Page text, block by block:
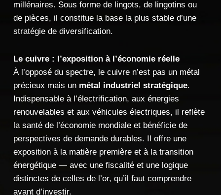
millénaires. Sous forme de lingots, de lingotins ou
de pièces, il constitue la base la plus stable d’une
stratégie de diversification.
Le cuivre : l’exposition à l’économie réelle
À l’opposé du spectre, le cuivre n’est pas un métal
précieux mais un métal industriel stratégique.
Indispensable à l’électrification, aux énergies
renouvelables et aux véhicules électriques, il reflète
la santé de l’économie mondiale et bénéficie de
perspectives de demande durables. Il offre une
exposition à la matière première et à la transition
énergétique — avec une fiscalité et une logique
distinctes de celles de l’or, qu’il faut comprendre
avant d’investir.